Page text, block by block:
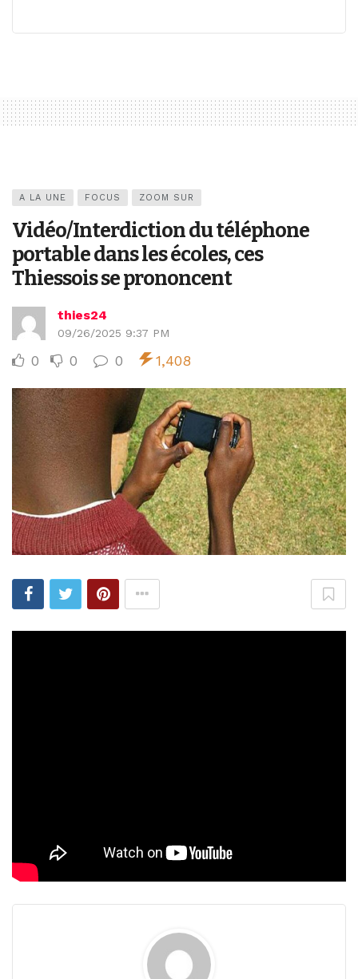
A LA UNE FOCUS ZOOM SUR
Vidéo/Interdiction du téléphone
portable dans les écoles, ces
Thiessois se prononcent
thies24
09/26/2025 9:37 PM
0 0 0 1,408